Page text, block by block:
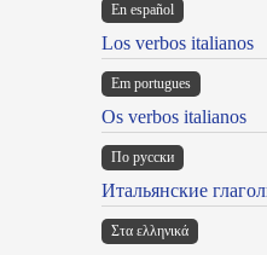
En español
Los verbos italianos
Em portugues
Os verbos italianos
По русски
Итальянские
Στα ελληνικά